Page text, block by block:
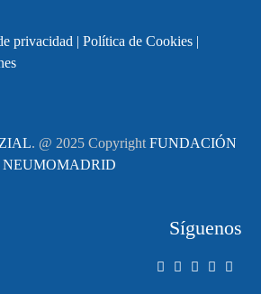
privacidad | Política de Cookies|
. @ 2025 CopyrightFUNDACIÓN
NEUMOMADRID
Síguenos